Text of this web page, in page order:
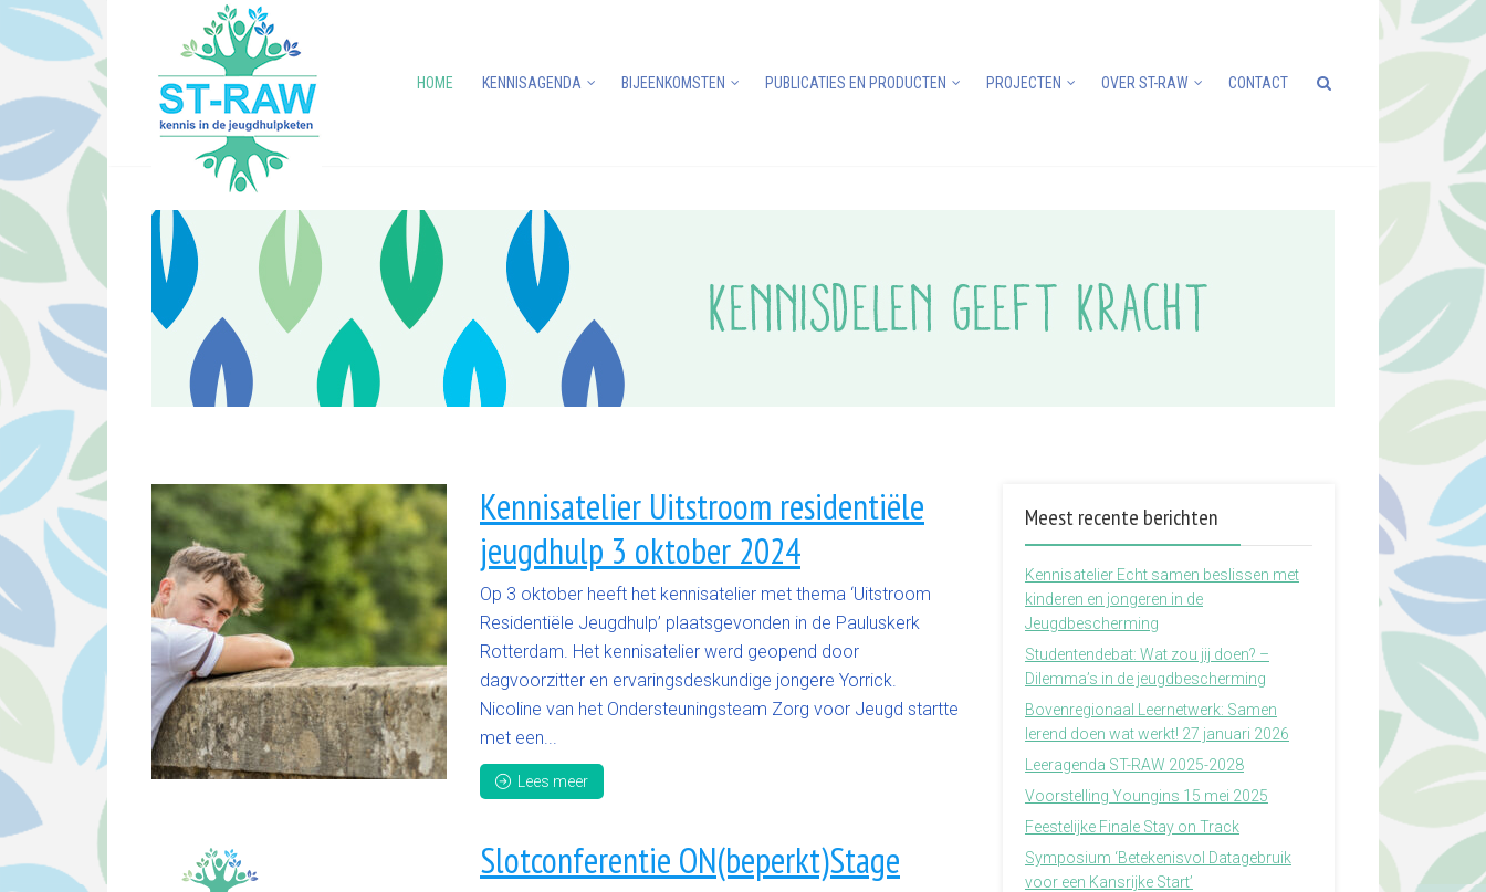
HOME KENNISAGENDA BIJEENKOMSTEN PUBLICATIES EN PRODUCTEN PROJECTEN OVER ST-RAW CONTACT
Kennisatelier Uitstroom residentiële
jeugdhulp 3 oktober 2024
Op 3 oktober heeft het kennisatelier met thema ‘Uitstroom
Residentiële Jeugdhulp’ plaatsgevonden in de Pauluskerk
Rotterdam. Het kennisatelier werd geopend door
dagvoorzitter en ervaringsdeskundige jongere Yorrick.
Nicoline van het Ondersteuningsteam Zorg voor Jeugd startte
met een...
Lees meer
Slotconferentie ON(beperkt)Stage
Meest recente berichten
Kennisatelier Echt samen beslissen met
kinderen en jongeren in de
Jeugdbescherming
Studentendebat: Wat zou jij doen? –
Dilemma’s in de jeugdbescherming
Bovenregionaal Leernetwerk: Samen
lerend doen wat werkt! 27 januari 2026
Leeragenda ST-RAW 2025-2028
Voorstelling Youngins 15 mei 2025
Feestelijke Finale Stay on Track
Symposium ‘Betekenisvol Datagebruik
voor een Kansrijke Start’